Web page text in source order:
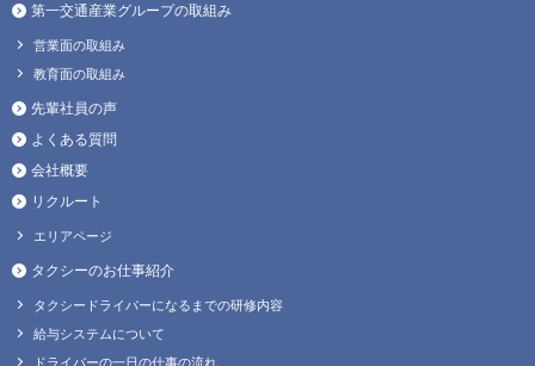
第一交通産業グループの取組み
営業面の取組み
教育面の取組み
先輩社員の声
よくある質問
会社概要
リクルート
エリアページ
タクシーのお仕事紹介
タクシードライバーになるまでの研修内容
給与システムについて
ドライバーの一日の仕事の流れ